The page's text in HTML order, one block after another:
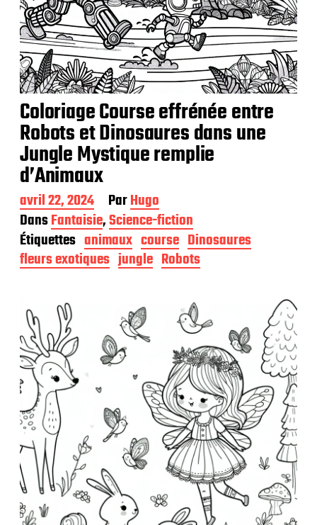
Coloriage Course effrénée entre
Robots et Dinosaures dans une
Jungle Mystique remplie
d’Animaux
D
a
t
e
d
e
b
i
c
a
t
i
o
n
avril 22, 2024 ParHugo
DansFantaisie,Science-fiction
Étiquettes animaux course Dinosaures
fleurs exotiques jungle Robots